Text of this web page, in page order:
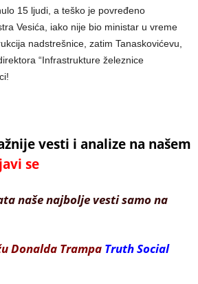
15 ljudi, a teško je povređeno
Vesića, iako nije bio ministar u vreme
nadstrešnice, zatim Tanaskovićevu,
“Infrastrukture železnice
vesti i analize na našem
se
naše najbolje vesti samo na
Donalda Trampa Truth Social